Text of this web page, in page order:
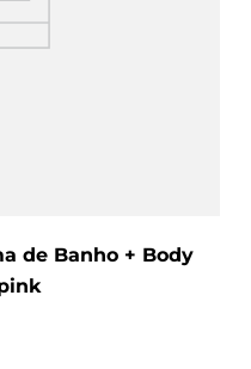
de Banho + Body